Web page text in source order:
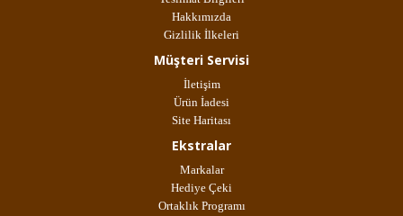
Hakkımızda
Gizlilik İlkeleri
Müşteri Servisi
İletişim
Ürün İadesi
Site Haritası
Ekstralar
Markalar
Hediye Çeki
Ortaklık Programı